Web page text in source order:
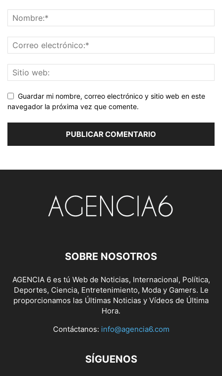
Guardar mi nombre, correo electrónico y sitio web en este
navegador la próxima vez que comente.
SOBRE NOSOTROS
AGENCIA 6 es tú Web de Noticias, Internacional, Política,
Deportes, Ciencia, Entretenimiento, Moda y Gamers. Le
proporcionamos las Últimas Noticias y Vídeos de Última
Hora.
Contáctanos: info@agencia6.com
SÍGUENOS